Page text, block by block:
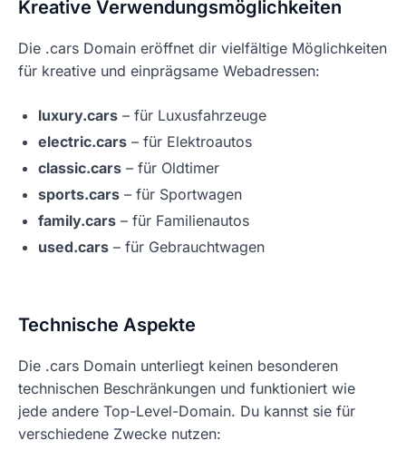
Kreative Verwendungsmöglichkeiten
Die .cars Domain eröffnet dir vielfältige Möglichkeiten
für kreative und einprägsame Webadressen:
luxury.cars – für Luxusfahrzeuge
electric.cars – für Elektroautos
classic.cars – für Oldtimer
sports.cars – für Sportwagen
family.cars – für Familienautos
used.cars – für Gebrauchtwagen
Technische Aspekte
Die .cars Domain unterliegt keinen besonderen
technischen Beschränkungen und funktioniert wie
jede andere Top-Level-Domain. Du kannst sie für
verschiedene Zwecke nutzen: